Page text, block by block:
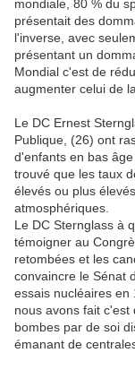
mondiale, 80 % du
présentait des
l'inverse, avec
présentant un
Mondial c'est de
augmenter celui de
Le DC Ernest
Publique, (26) ont
d'enfants en bas
trouvé que les taux
élevés ou plus
atmosphériques.
Le DC Sternglass à
témoigner au
retombées et les
convaincre le Sénat
essais nucléaires
nous avons fait
bombes par de soi
émanant de